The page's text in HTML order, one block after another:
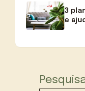
3
e